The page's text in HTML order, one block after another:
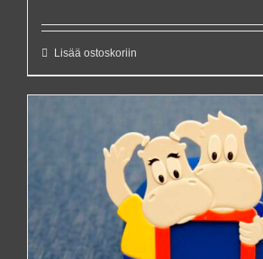
Lisää ostoskoriin